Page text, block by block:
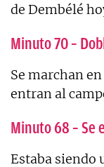
de Dembélé
Minuto 70 –
Se marchan
entran al
Minuto 68 – Se
Estaba siendo